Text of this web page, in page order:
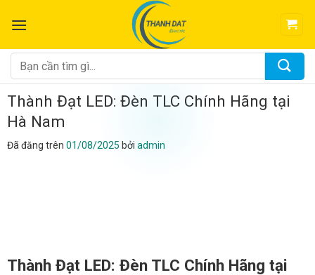
đến
dung
Tìm
kiếm:
Thành Đạt LED: Đèn TLC Chính Hãng tại
Hà Nam
Đã đăng trên 01/08/2025 bởi admin
Thành Đạt LED: Đèn TLC Chính Hãng tại